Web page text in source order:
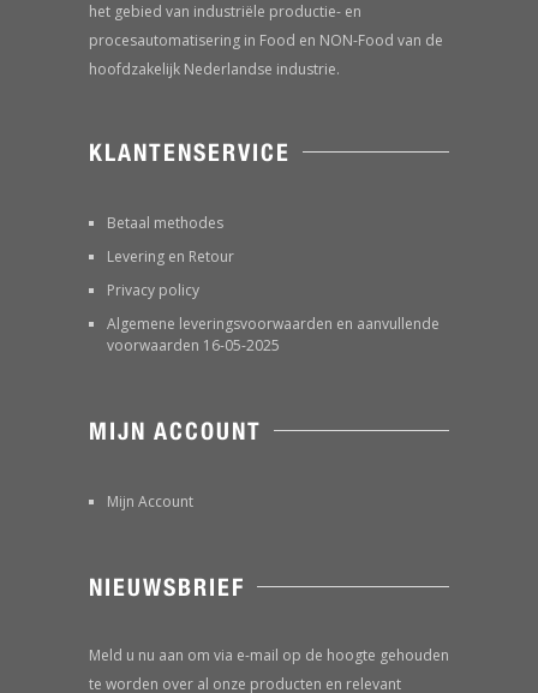
het gebied van industriële productie- en
procesautomatisering in Food en NON-Food van de
hoofdzakelijk Nederlandse industrie.
KLANTENSERVICE
Betaal methodes
Levering en Retour
Privacy policy
Algemene leveringsvoorwaarden en aanvullende
voorwaarden 16-05-2025
MIJN ACCOUNT
Mijn Account
NIEUWSBRIEF
Meld u nu aan om via e-mail op de hoogte gehouden
te worden over al onze producten en relevant